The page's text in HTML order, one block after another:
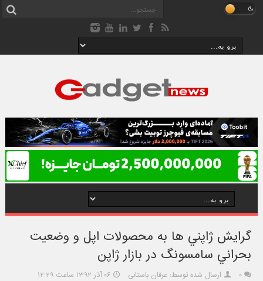
گرايش ژاپني ها به محصولات اپل و وضعيت
بحراني سامسونگ در بازار ژاپن
۰ ارسال شده توسط: عرفان باستانی ۰۶ آذر ۱۳۹۲ ساعت ۱۲:۲۹